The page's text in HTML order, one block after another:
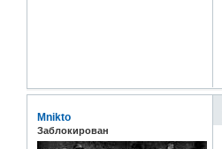
Mnikto
Заблокирован